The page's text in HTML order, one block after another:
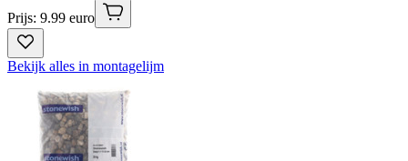
Prijs: 9.99 euro
Bekijk alles in montagelijm